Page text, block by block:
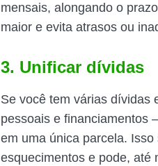
mensais, alongando o
maior e evita atrasos ou
3. Unificar dívidas
Se você tem várias
pessoais e financiamentos
em uma única parcela.
esquecimentos e pode, até